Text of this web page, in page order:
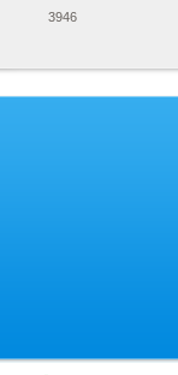
3946